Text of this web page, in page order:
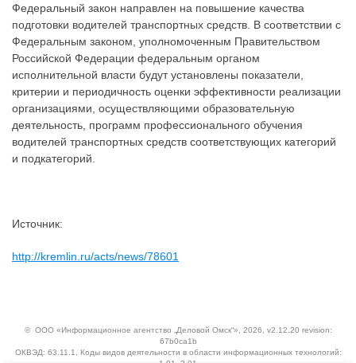
Федеральный закон направлен на повышение качества
подготовки водителей транспортных средств. В соответствии с
Федеральным законом, уполномоченным Правительством
Российской Федерации федеральным органом
исполнительной власти будут установлены показатели,
критерии и периодичность оценки эффективности реализации
организациями, осуществляющими образовательную
деятельность, программ профессионального обучения
водителей транспортных средств соответствующих категорий
и подкатегорий.
Источник:
http://kremlin.ru/acts/news/78601
© ООО «Информационное агентство „Деловой Омск“» , 2026, v2.12.20 revision:
67b0ca1b
ОКВЭД: 63.11.1, Коды видов деятельности в области информационных технологий: